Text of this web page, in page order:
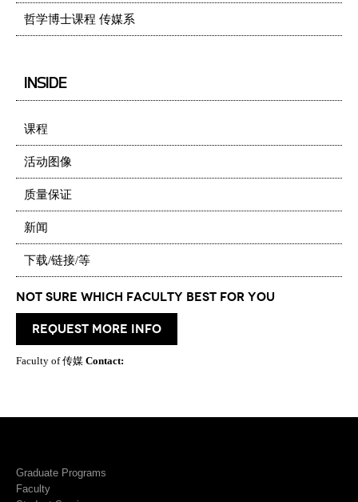
哲学博士课程 传媒系
INSIDE
课程
活动图像
质量保证
新闻
下载/链接/等
Not Sure which Faculty best for you
request more info
Faculty of 传媒 Contact:
Graduate Programs
Faculty